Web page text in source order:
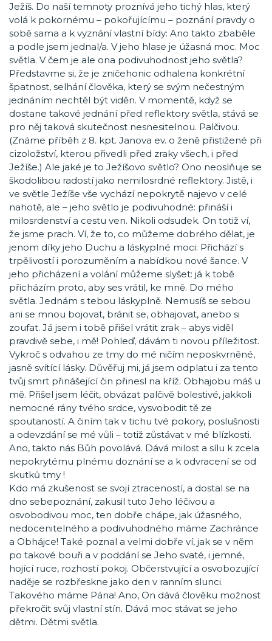
Ježíš. Do naší temnoty proznívá jeho tichý hlas, který
volá k pokornému – pokořujícímu – poznání pravdy o
sobě sama a k vyznání vlastní bídy: Ano takto zbaběle
a podle jsem jednal/a. V jeho hlase je úžasná moc. Moc
světla. V čem je ale ona podivuhodnost jeho světla?
Představme si, že je zničehonic odhalena konkrétní
špatnost, selhání člověka, který se svým nečestným
jednáním nechtěl být viděn. V momentě, když se
dostane takové jednání před reflektory světla, stává se
pro něj taková skutečnost nesnesitelnou. Palčivou.
(Známe příběh z 8. kpt. Janova ev. o ženě přistižené při
cizoložství, kterou přivedli před zraky všech, i před
Ježíše.) Ale jaké je to Ježíšovo světlo? Ono neoslňuje se
škodolibou radostí jako nemilosrdné reflektory. Jistě, i
ve světle Ježíše vše vychází nepokrytě najevo v celé
nahotě, ale – jeho světlo je podivuhodné: přináší i
milosrdenství a cestu ven. Nikoli odsudek. On totiž ví,
že jsme prach. Ví, že to, co můžeme dobrého dělat, je
jenom díky jeho Duchu a láskyplné moci: Přichází s
trpělivostí i porozuměním a nabídkou nové šance. V
jeho přicházení a volání můžeme slyšet: já k tobě
přicházím proto, aby ses vrátil, ke mně. Do mého
světla. Jednám s tebou láskyplně. Nemusíš se sebou
ani se mnou bojovat, bránit se, obhajovat, anebo si
zoufat. Já jsem i tobě přišel vrátit zrak – abys viděl
pravdivě sebe, i mě! Pohleď, dávám ti novou příležitost.
Vykroč s odvahou ze tmy do mé ničím neposkvrněné,
jasně svítící lásky. Důvěřuj mi, já jsem odplatu i za tento
tvůj smrt přinášející čin přinesl na kříž. Obhajobu máš u
mě. Přišel jsem léčit, obvázat palčivě bolestivé, jakkoli
nemocné rány tvého srdce, vysvobodit tě ze
spoutaností. A činím tak v tichu tvé pokory, poslušnosti
a odevzdání se mé vůli – totiž zůstávat v mé blízkosti.
Ano, takto nás Bůh povolává. Dává milost a sílu k zcela
nepokrytému plnému doznání se a k odvracení se od
skutků tmy !
Kdo má zkušenost se svojí ztraceností, a dostal se na
dno sebepoznání, zakusil tuto Jeho léčivou a
osvobodivou moc, ten dobře chápe, jak úžasného,
nedocenitelného a podivuhodného máme Zachránce
a Obhájce! Také poznal a velmi dobře ví, jak se v něm
po takové bouři a v poddání se Jeho svaté, i jemné,
hojící ruce, rozhostí pokoj. Občerstvující a osvobozující
naděje se rozbřeskne jako den v ranním slunci.
Takového máme Pána! Ano, On dává člověku možnost
překročit svůj vlastní stín. Dává moc stávat se jeho
dětmi. Dětmi světla.